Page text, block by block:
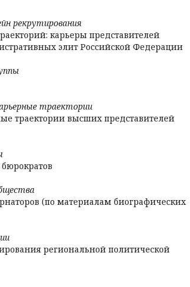
рекрутирования
карьеры представителей
элит Российской Федерации
траектории
траектории высших представителей
(по материалам биографических
региональной политической